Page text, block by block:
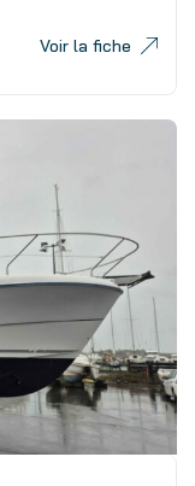
Voir la fiche